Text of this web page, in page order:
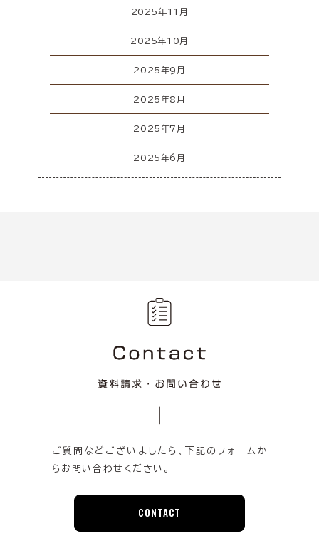
2025年11月
2025年10月
2025年9月
2025年8月
2025年7月
2025年6月
ご質問などございましたら、
下記のフォームか
らお問い合わせください。
CONTACT